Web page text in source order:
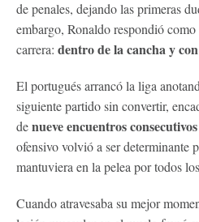
de penales, dejando las primeras
embargo, Ronaldo respondió
carrera: dentro de la cancha y
El portugués arrancó la liga
siguiente partido sin convertir,
denueve encuentros
ofensivo volvió a ser determinante
mantuviera en la pelea por todos
Cuando atravesaba su mejor